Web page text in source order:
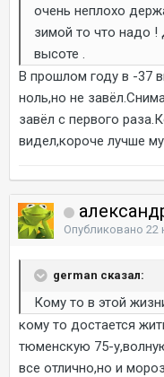
очень неплохо
зимой то что надо !
высоте .
В прошлом году в -37
ноль,но не
завёл с первого
видел,короче лучше
Опубликовано 22
german сказал:
Кому то в этой
кому то достается
тюменскую 75-
все отлично,но и